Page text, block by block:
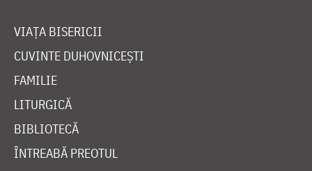
VIAȚA BISERICII
CUVINTE DUHOVNICEȘTI
FAMILIE
LITURGICĂ
BIBLIOTECĂ
ÎNTREABĂ PREOTUL